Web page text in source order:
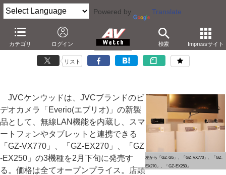
Powered by Translate
カテゴリ ログイン 検索 Impressサイト
JVC、無線LAN搭載ビデオカメラ「Everio」3機種
－スマホからネット経由で操作/転送。PC制御も
リスト
左から「GZ-G5」、「GZ-VX770」、「GZ-
EX270」、「GZ-EX250」
JVCケンウッドは、JVCブランドのビ
デオカメラ「Everio(エブリオ)」の新製
品として、無線LAN機能を内蔵し、スマ
ートフォンやタブレットと連携できる
「GZ-VX770」、「GZ-EX270」、「GZ
-EX250」の3機種を2月下旬に発売す
る。価格は全てオープンプライス。店頭